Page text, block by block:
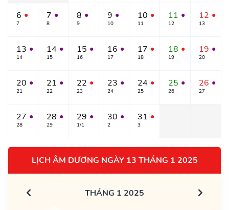
6 ●
7
7 ●
8
8 ●
9
9 ●
10
10 ●
11
11 ●
12
12 ●
13
13 ●
14
14 ●
15
15 ●
16
16 ●
17
17 ●
18
18 ●
19
19 ●
20
20 ●
21
21 ●
22
22 ●
23
23 ●
24
24 ●
25
25 ●
26
26 ●
27
27 ●
28
28 ●
29
29 ●
1/1
30 ●
2
31 ●
3
LỊCH ÂM DƯƠNG NGÀY 13 THÁNG 1 2025
THÁNG 1 2025